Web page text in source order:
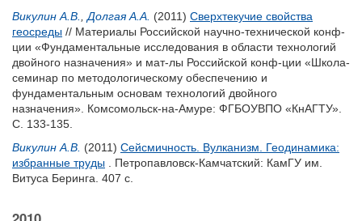
Викулин А.В.
Долгая А.А. (2011) Сверхтекучие свойства
геосреды // Материалы Российской научно-технической конф-
ции «Фундаментальные исследования в области технологий
двойного назначения» и мат-лы Российской конф-ции «Школа-
семинар по методологическому обеспечению и
фундаментальным основам технологий двойного
назначения». Комсомольск-на-Амуре: ФГБОУВПО «КнАГТУ».
С. 133-135.
Викулин А.В. (2011) Сейсмичность. Вулканизм. Геодинамика:
избранные труды . Петропавловск-Камчатский: КамГУ им.
Витуса Беринга. 407 с.